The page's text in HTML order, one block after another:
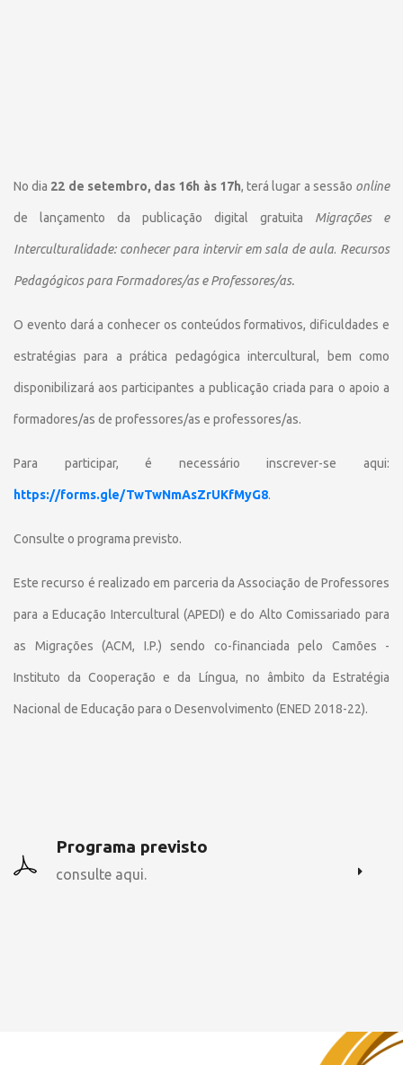
No dia 22 de setembro, das 16h às 17h, terá lugar a sessão online
de lançamento da publicação digital gratuita Migrações e
Interculturalidade: conhecer para intervir em sala de aula. Recursos
Pedagógicos para Formadores/as e Professores/as.
O evento dará a conhecer os conteúdos formativos, dificuldades e
estratégias para a prática pedagógica intercultural, bem como
disponibilizará aos participantes a publicação criada para o apoio a
formadores/as de professores/as e professores/as.
Para participar, é necessário inscrever-se aqui:
https://forms.gle/TwTwNmAsZrUKfMyG8.
Consulte o programa previsto.
Este recurso é realizado em parceria da Associação de Professores
para a Educação Intercultural (APEDI) e do Alto Comissariado para
as Migrações (ACM, I.P.) sendo co-financiada pelo Camões -
Instituto da Cooperação e da Língua, no âmbito da Estratégia
Nacional de Educação para o Desenvolvimento (ENED 2018-22).
Programa previsto
consulte aqui.